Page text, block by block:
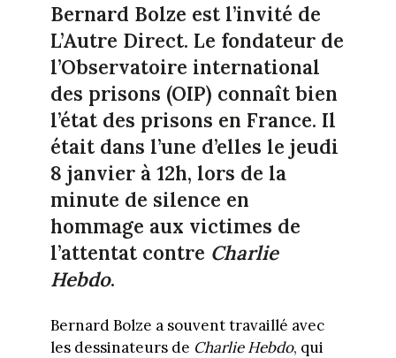
Bernard Bolze est l’invité de
L’Autre Direct. Le fondateur de
l’Observatoire international
des prisons (OIP) connaît bien
l’état des prisons en France. Il
était dans l’une d’elles le jeudi
8 janvier à 12h, lors de la
minute de silence en
hommage aux victimes de
l’attentat contre Charlie
Hebdo.
Bernard Bolze a souvent travaillé avec
les dessinateurs de Charlie Hebdo, qui